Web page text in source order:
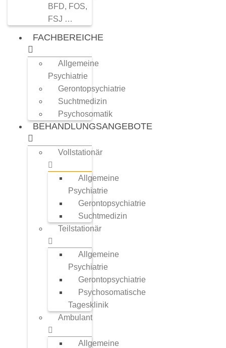
BFD, FOS,
FSJ …
FACHBEREICHE
Allgemeine
Psychiatrie
Gerontopsychiatrie
Suchtmedizin
Psychosomatik
BEHANDLUNGSANGEBOTE
Vollstationär
Allgemeine
Psychiatrie
Gerontopsychiatrie
Suchtmedizin
Teilstationär
Allgemeine
Psychiatrie
Gerontopsychiatrie
Psychosomatische
Tagesklinik
Ambulant
Allgemeine